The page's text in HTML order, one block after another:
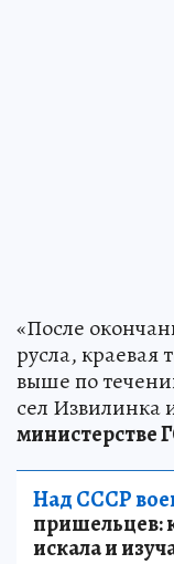
«После
русла, краевая
выше по
сел Извилинка
министерстве
Над СССР
пришельцев:
искала и